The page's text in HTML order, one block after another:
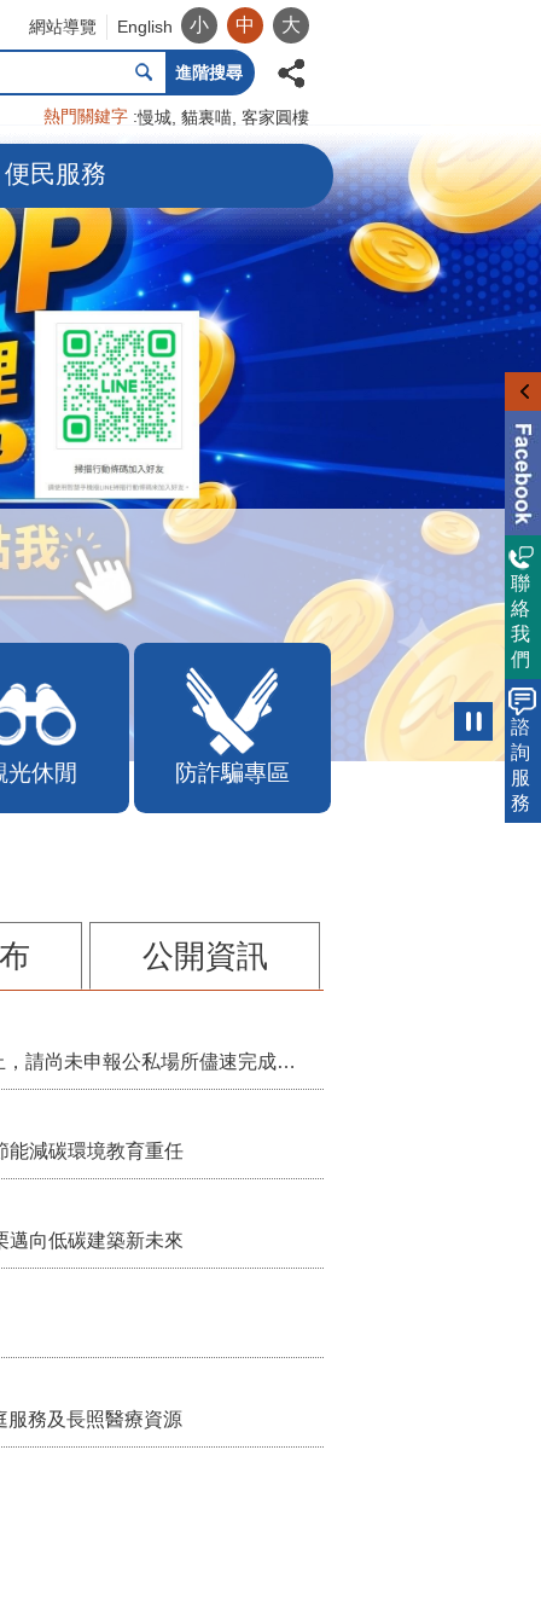
網站導覽 English 小 中 大
進階搜尋
熱門關鍵字 慢城 貓裏喵 客家圓樓
便民服務
光休閒 防詐騙專區
公開資訊
115年第2季固定源空污費申報已於7月底截止，請尚未申報公私場所儘速完成申繳，以免面臨滯納金及罰鍰!
減碳環境教育重任
向低碳建築新未來
服務及長照醫療資源
聯
絡
我
們
諮
詢
服
務